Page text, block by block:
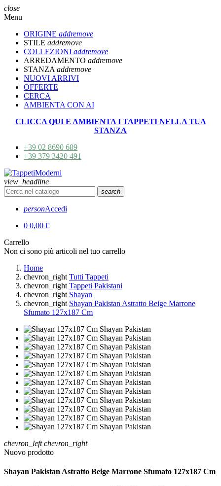
close
Menu
ORIGINE addremove
STILE addremove
COLLEZIONI addremove
ARREDAMENTO addremove
STANZA addremove
NUOVI ARRIVI
OFFERTE
CERCA
AMBIENTA CON AI
CLICCA QUI E AMBIENTA I TAPPETI NELLA TUA
STANZA
+39 02 8690 689
+39 379 3420 491
view_headline
search
personAccedi
0 0,00 €
Carrello
Non ci sono più articoli nel tuo carrello
Home
chevron_right Tutti Tappeti
chevron_right Tappeti Pakistani
chevron_right Shayan
chevron_right Shayan Pakistan Astratto Beige Marrone
Sfumato 127x187 Cm
chevron_left chevron_right
Nuovo prodotto
Shayan Pakistan Astratto Beige Marrone Sfumato 127x187 Cm